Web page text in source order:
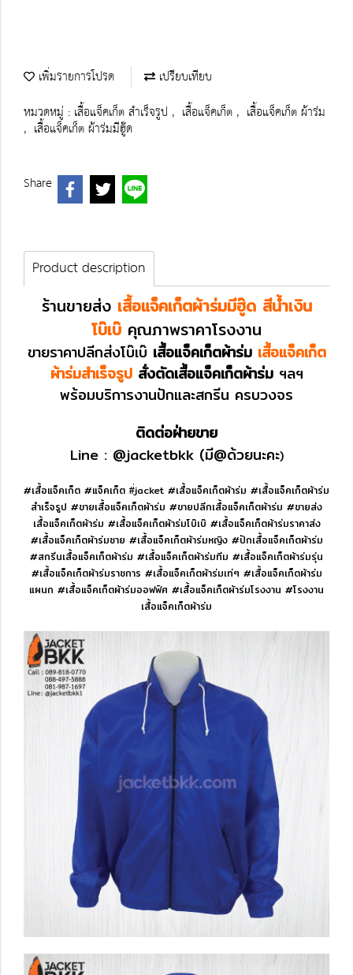
เพิ่มรายการโปรด
เปรียบเทียบ
หมวดหมู่ : เสื้อแจ็คเก็ต สำเร็จรูป , เสื้อแจ็คเก็ต, เสื้อแจ็คเก็ต ผ้าร่ม
, เสื้อแจ็คเก็ต ผ้าร่มมีฮู๊ด
Share
Product description
ร้านขายส่ง เสื้อแจ็คเก็ตผ้าร่มมีฮู๊ด สีน้ำเงิน
โบ๊เบ๊ คุณภาพราคาโรงงาน
ขายราคาปลีกส่งโบ๊เบ๊ เสื้อแจ็คเก็ตผ้าร่ม เสื้อแจ็คเก็ต
ผ้าร่มสำเร็จรูปสั่งตัดเสื้อแจ็คเก็ตผ้าร่มฯลฯ
พร้อมบริการงานปักและสกรีน ครบวงจร
ติดต่อฝ่ายขาย
Line : @jacketbkk(มี@ด้วยนะคะ)
#เสื้อแจ็คเก็ต #แจ็คเก็ต #่jacket #เสื้อแจ็คเก็ตผ้าร่ม #เสื้อแจ็คเก็ตผ้าร่ม
สำเร็จรูป #ขายเสื้อแจ็คเก็ตผ้าร่ม #ขายปลีกเสื้อแจ็คเก็ตผ้าร่ม #ขายส่ง
เสื้อแจ็คเก็ตผ้าร่ม #เสื้อแจ็คเก็ตผ้าร่มโบ๊เบ๊ #เสื้อแจ็คเก็ตผ้าร่มราคาส่ง
#เสื้อแจ็คเก็ตผ้าร่มชาย #เสื้อแจ็คเก็ตผ้าร่มหญิง #ปักเสื้อแจ็คเก็ตผ้าร่ม
#สกรีนเสื้อแจ็คเก็ตผ้าร่ม #เสื้อแจ็คเก็ตผ้าร่มทีม #เสื้อแจ็คเก็ตผ้าร่มรุ่น
#เสื้อแจ็คเก็ตผ้าร่มราชการ #เสื้อแจ็คเก็ตผ้าร่มเท่ๆ #เสื้อแจ็คเก็ตผ้าร่ม
แผนก #เสื้อแจ็คเก็ตผ้าร่มออฟฟิศ #เสื้อแจ็คเก็ตผ้าร่มโรงงาน #โรงงาน
เสื้อแจ็คเก็ตผ้าร่ม